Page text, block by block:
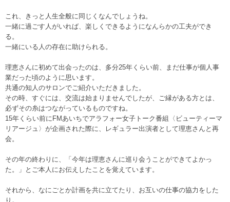
これ、きっと人生全般に同じくなんでしょうね。
一緒に過ごす人がいれば、楽しくできるようになんらかの工夫ができ
る。
一緒にいる人の存在に助けられる。
理恵さんに初めて出会ったのは、多分25年くらい前、まだ仕事が個人事
業だった頃のように思います。
共通の知人のサロンでご紹介いただきました。
その時、すぐには、交流は始まりませんでしたが、ご縁がある方とは、
必ずその糸はつながっているものですね。
15年くらい前にFMあいちでアラフォー女子トーク番組〈ビューティーマ
リアージュ〉が企画された際に、レギュラー出演者として理恵さんと再
会。
その年の終わりに、「今年は理恵さんに巡り会うことができてよかっ
た。」とご本人にお伝えしたことを覚えています。
それから、なにごとか計画を共に立てたり、お互いの仕事の協力をした
り。